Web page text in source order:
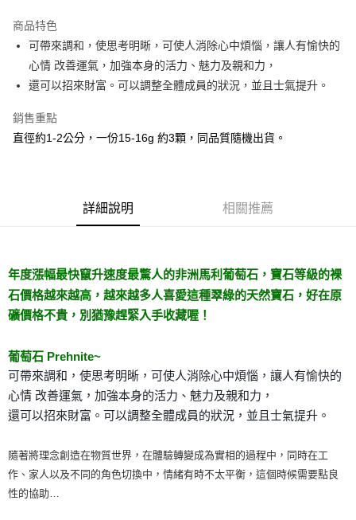
Apple Pay
街口支付
ATM付款
每筆NT$80，滿NT$3,000(含以上)免運費
每筆NT$80，滿NT$3,000(含以上)免運費
賣家宅配幫您送（台灣）
每筆NT$80，滿NT$3,000(含以上)免運費
郵局幫你送（離島）
每筆NT$80，滿NT$3,000(含以上)免運費
付款後門市自取
免運費
商品特色
可帶來調和，使思考明晰，可使人消除心中煩惱，讓人有愉快的
心情 改善運氣，加強本身的活力、魅力及親和力，
還可以招來財富。可以調整全體成員的狀況，並且士氣提升。
銷售重點
直徑約1-2公分，一份15-16g 約3顆，同品質隨機出貨。
詳細說明 相關推薦
年度漲幅最快竄升速度最驚人的非洲馬利葡萄石，寶石等級的裸
石價格越來越高，越來越多人喜愛這種翠綠的天然寶石，好在原
礦價格不貴，別猶豫趕緊入手收藏喔！
葡萄石 Prehnite~
可帶來調和，使思考明晰，可使人消除心中煩惱，讓人有愉快的
心情 改善運氣，加強本身的活力、魅力及親和力，
還可以招來財富。可以調整全體成員的狀況，並且士氣提升。
隨著將理念創造在物質世界，在體驗轉變成為實相的過程中，同時在工
作、家人以及不同的角色切換中，情緒有時不太平衡，這個時候需要點良
性的協助…